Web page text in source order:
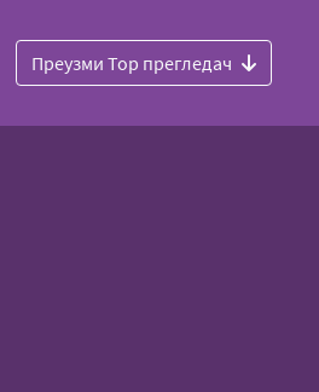
Преузми Тор прегледач